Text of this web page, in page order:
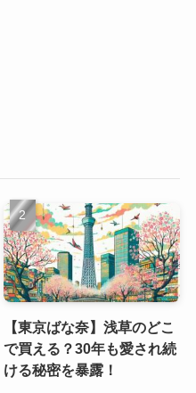
【東京ばな奈】浅草のどこ
で買える？30年も愛され続
ける秘密を暴露！